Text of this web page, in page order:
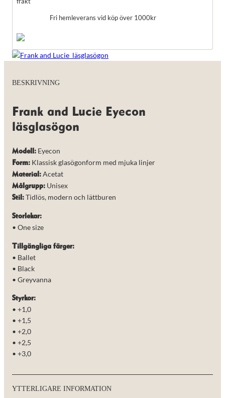
Fri hemleverans vid köp över 1000kr
BESKRIVNING
Frank and Lucie Eyecon
läsglasögon
Modell: Eyecon
Form: Klassisk glasögonform med mjuka linjer
Material: Acetat
Målgrupp: Unisex
Stil: Tidlös, modern och lättburen
Storlekar:
• One size
Tillgängliga färger:
• Ballet
• Black
• Greyvanna
Styrkor:
• +1,0
• +1,5
• +2,0
• +2,5
• +3,0
YTTERLIGARE INFORMATION